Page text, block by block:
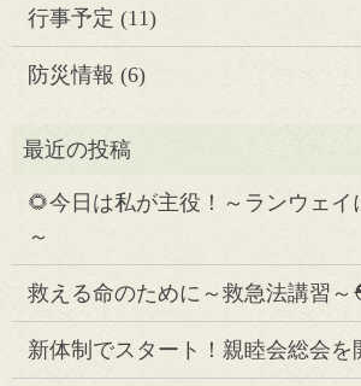
行事予定 (11)
防災情報 (6)
🌻今日は私が主役！～ランウェイ
～
救える命のために～救急法講習
新体制でスタート！親睦会総会を